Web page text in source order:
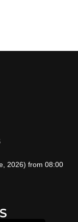
2026) from 08:00